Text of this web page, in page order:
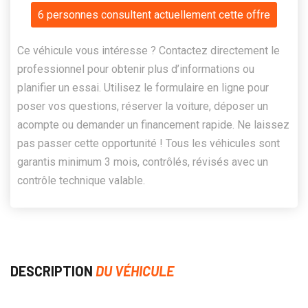
6 personnes consultent actuellement cette offre
Ce véhicule vous intéresse ? Contactez directement le
professionnel pour obtenir plus d’informations ou
planifier un essai. Utilisez le formulaire en ligne pour
poser vos questions, réserver la voiture, déposer un
acompte ou demander un financement rapide. Ne laissez
pas passer cette opportunité ! Tous les véhicules sont
garantis minimum 3 mois, contrôlés, révisés avec un
contrôle technique valable.
DESCRIPTION DU VÉHICULE